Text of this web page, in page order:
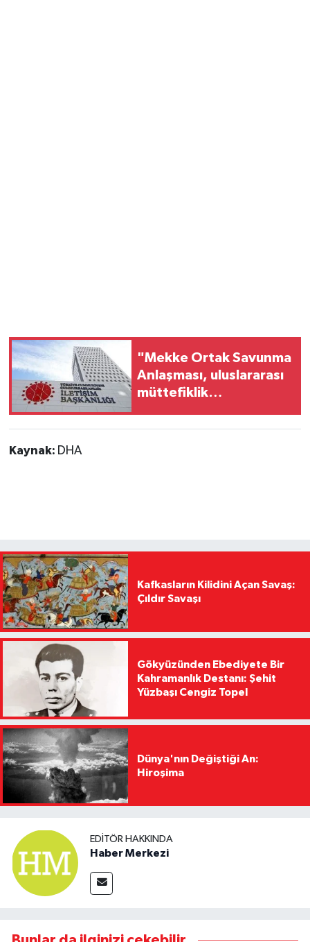
"Mekke Ortak Savunma
Anlaşması, uluslararası
müttefiklik
çelişmemektedir"
Kaynak: DHA
Kafkasların Kilidini Açan Savaş:
Çıldır Savaşı
Gökyüzünden Ebediyete Bir
Kahramanlık Destanı: Şehit
Yüzbaşı Cengiz Topel
Dünya'nın Değiştiği An:
Hiroşima
EDITÖR HAKKINDA
Haber Merkezi